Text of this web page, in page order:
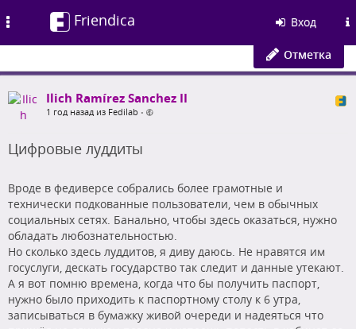
Friendica Вход
Отметка
Ilich Ramírez Sanchez II
1 год назад из Fedilab •
Цифровые луддиты
Вроде в федиверсе собрались более грамотные и
технически подкованные пользователи, чем в обычных
социальных сетях. Банально, чтобы здесь оказаться, нужно
обладать любознательностью.
Но сколько здесь луддитов, я диву даюсь. Не нравятся им
госуслуги, дескать государство так следит и данные утекают.
А я вот помню времена, когда что бы получить паспорт,
нужно было приходить к паспортному столу к 6 утра,
записываться в бумажку живой очереди и надеяться что